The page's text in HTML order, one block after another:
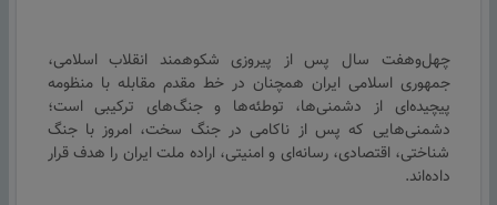
چهل‌وهفت سال پس از پیروزی شکوهمند انقلاب اسلامی،
جمهوری اسلامی ایران همچنان در خط مقدم مقابله با منظومه
پیچیده‌ای از دشمنی‌ها، توطئه‌ها و جنگ‌های ترکیبی است؛
دشمنی‌هایی که پس از ناکامی در جنگ سخت، امروز با جنگ
شناختی، اقتصادی، رسانه‌ای و امنیتی، اراده ملت ایران را هدف قرار
داده‌اند.